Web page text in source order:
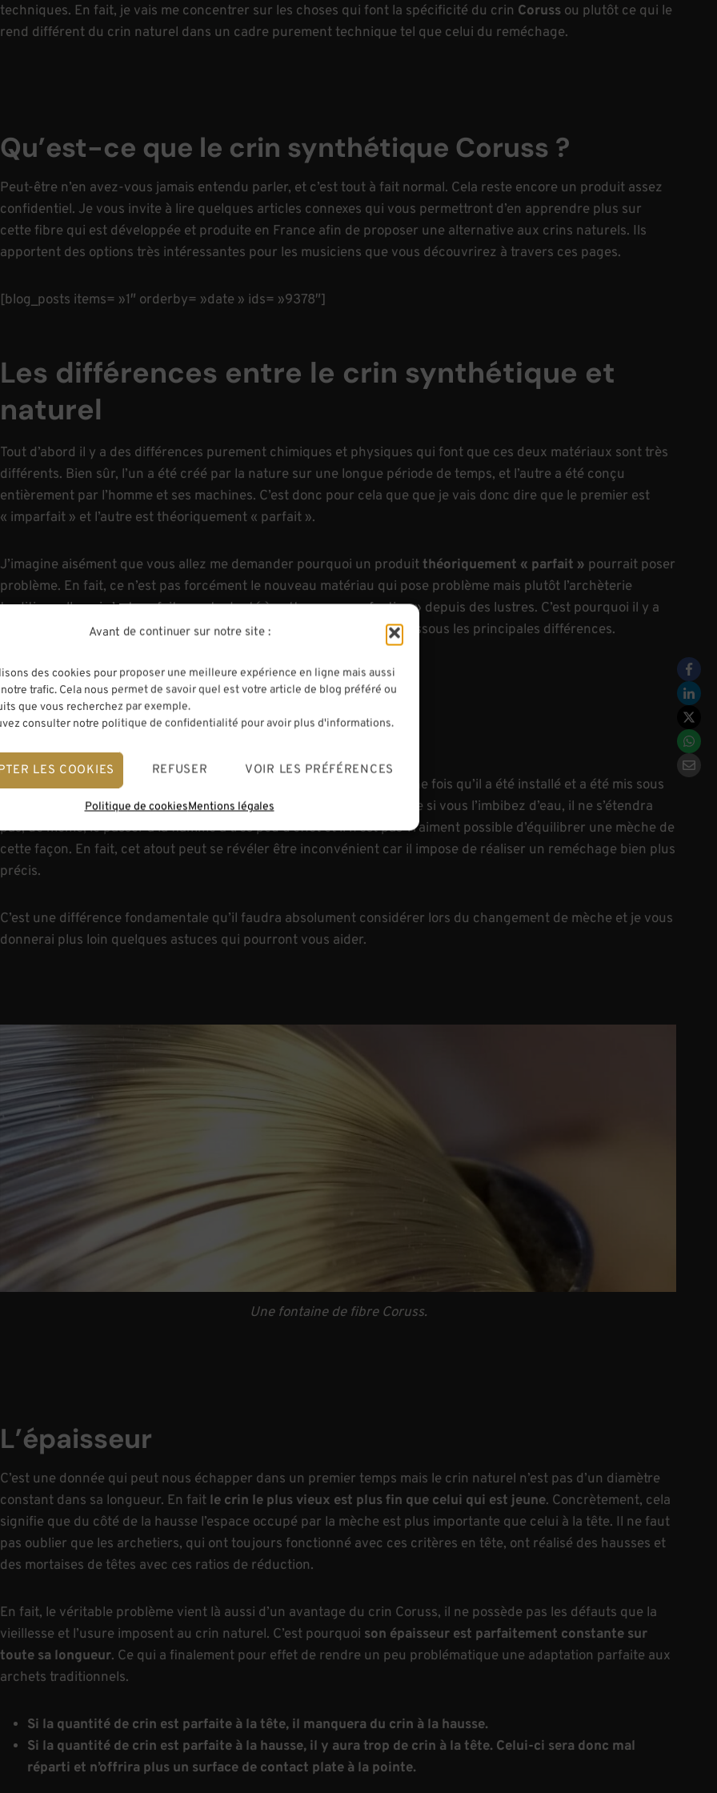
Avant de continuer sur notre site :
des cookies pour proposer une meilleure expérience en ligne mais aussi
trafic. Cela nous permet de savoir quel est votre article de blog préféré ou
que vous recherchez par exemple.
consulter notre politique de confidentialité pour avoir plus d'informations.
LES COOKIES REFUSER VOIR LES PRÉFÉRENCES
Politique de cookiesMentions légales
techniques. En fait, je vais me concentrer sur les choses qui font la spécificité du crin Coruss ou plutôt ce qui le
rend différent du crin naturel dans un cadre purement technique tel que celui du reméchage.
Qu’est-ce que le crin synthétique Coruss ?
Peut-être n’en avez-vous jamais entendu parler, et c’est tout à fait normal. Cela reste encore un produit assez
confidentiel. Je vous invite à lire quelques articles connexes qui vous permettront d’en apprendre plus sur
cette fibre qui est développée et produite en France afin de proposer une alternative aux crins naturels. Ils
apportent des options très intéressantes pour les musiciens que vous découvrirez à travers ces pages.
[blog_posts items= »1″ orderby= »date » ids= »9378″]
Les différences entre le crin synthétique et
naturel
Tout d’abord il y a des différences purement chimiques et physiques qui font que ces deux matériaux sont très
différents. Bien sûr, l’un a été créé par la nature sur une longue période de temps, et l’autre a été conçu
entièrement par l’homme et ses machines. C’est donc pour cela que que je vais donc dire que le premier est
« imparfait » et l’autre est théoriquement « parfait ».
J’imagine aisément que vous allez me demander pourquoi un produitthéoriquement « parfait » pourrait poser
problème. En fait, ce n’est pas forcément le nouveau matériau qui pose problème mais plutôt l’archèterie
traditionnelle qui s’est parfaitement adapté à cette « non-perfection » depuis des lustres. C’est pourquoi il y a
un léger travail d’adaptation à réaliser et je vais vous présenter ci-dessous les principales différences.
L’élasticité
Premier avantage du crin Coruss, il est ultra-stable. C’est à dire qu’une fois qu’il a été installé et a été mis sous
tension quelque temps :il ne bouge plus. C’est à dire que peu importe si vous l’imbibez d’eau, il ne s’étendra
pas, de même, le passer à la flamme a très peu d’effet et il n’est pas vraiment possible d’équilibrer une mèche de
cette façon. En fait, cet atout peut se révéler être inconvénient car il impose de réaliser un reméchage bien plus
précis.
C’est une différence fondamentale qu’il faudra absolument considérer lors du changement de mèche et je vous
donnerai plus loin quelques astuces qui pourront vous aider.
Une fontaine de fibre Coruss.
L’épaisseur
C’est une donnée qui peut nous échapper dans un premier temps mais le crin naturel n’est pas d’un diamètre
constant dans sa longueur. En fait le crin le plus vieux est plus fin que celui qui est jeune. Concrètement, cela
signifie que du côté de la hausse l’espace occupé par la mèche est plus importante que celui à la tête. Il ne faut
pas oublier que les archetiers, qui ont toujours fonctionné avec ces critères en tête, ont réalisé des hausses et
des mortaises de têtes avec ces ratios de réduction.
En fait, le véritable problème vient là aussi d’un avantage du crin Coruss, il ne possède pas les défauts que la
vieillesse et l’usure imposent au crin naturel. C’est pourquoi son épaisseur est parfaitement constante sur
toute sa longueur. Ce qui a finalement pour effet de rendre un peu problématique une adaptation parfaite aux
archets traditionnels.
Si la quantité de crin est parfaite à la tête, il manquera du crin à la hausse.
Si la quantité de crin est parfaite à la hausse, il y aura trop de crin à la tête. Celui-ci sera donc mal
réparti et n’offrira plus un surface de contact plate à la pointe.